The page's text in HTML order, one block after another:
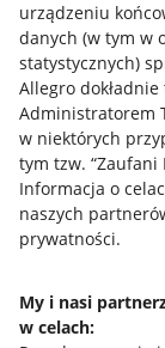
urządzeniu
danych (w tym w
statystycznych)
Allegro
Administratorem
w niektórych
tym tzw. “Zaufani
Informacja o
naszych
prywatności.
My i nasi
w celach:
Przydatne
Jak to działa
Allegro Gadane